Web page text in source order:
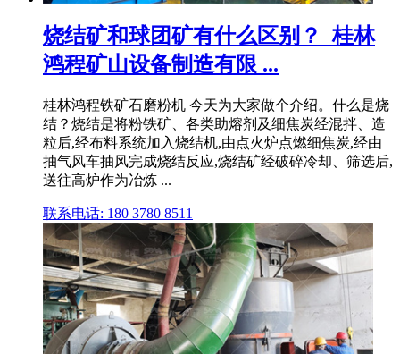
烧结矿和球团矿有什么区别？_桂林
鸿程矿山设备制造有限 ...
桂林鸿程铁矿石磨粉机 今天为大家做个介绍。什么是烧
结？烧结是将粉铁矿、各类助熔剂及细焦炭经混拌、造
粒后,经布料系统加入烧结机,由点火炉点燃细焦炭,经由
抽气风车抽风完成烧结反应,烧结矿经破碎冷却、筛选后,
送往高炉作为冶炼 ...
联系电话: 180 3780 8511